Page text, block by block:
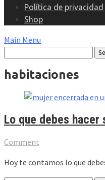
Política de privacidad
Shop
Main Menu
habitaciones
Lo que debes
Comment
Hoy te contamos lo que